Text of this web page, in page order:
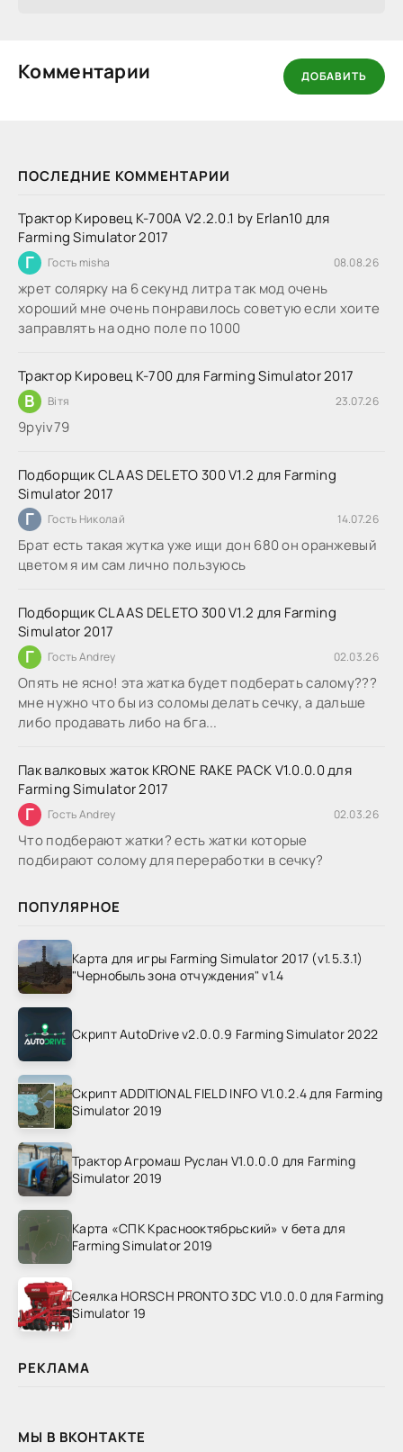
ПОСЛЕДНИЕ КОММЕНТАРИИ
Трактор Кировец К-700А V2.2.0.1 by Erlan10 для
Farming Simulator 2017
Г Гость misha 08.08.26
жрет солярку на 6 секунд литра так мод очень
хороший мне очень понравилось советую если хоите
заправлять на одно поле по 1000
Трактор Кировец К-700 для Farming Simulator 2017
В Вітя 23.07.26
9руіv79
Подборщик CLAAS DELETO 300 V1.2 для Farming
Simulator 2017
Г Гость Николай 14.07.26
Брат есть такая жутка уже ищи дон 680 он оранжевый
цветом я им сам лично пользуюсь
Подборщик CLAAS DELETO 300 V1.2 для Farming
Simulator 2017
Г Гость Andrey 02.03.26
Опять не ясно! эта жатка будет подберать салому???
мне нужно что бы из соломы делать сечку, а дальше
либо продавать либо на бга...
Пак валковых жаток KRONE RAKE PACK V1.0.0.0 для
Farming Simulator 2017
Г Гость Andrey 02.03.26
Что подберают жатки? есть жатки которые
подбирают солому для переработки в сечку?
Комментарии ДОБАВИТЬ
ПОПУЛЯРНОЕ
Карта для игры Farming Simulator 2017 (v1.5.3.1)
"Чернобыль зона отчуждения" v1.4
Скрипт AutoDrive v2.0.0.9 Farming Simulator 2022
Скрипт ADDITIONAL FIELD INFO V1.0.2.4 для Farming
Simulator 2019
Трактор Агромаш Руслан V1.0.0.0 для Farming
Simulator 2019
Карта «СПК Краснооктябрьский» v бета для
Farming Simulator 2019
Сеялка HORSCH PRONTO 3DC V1.0.0.0 для Farming
Simulator 19
РЕКЛАМА
МЫ В ВКОНТАКТЕ